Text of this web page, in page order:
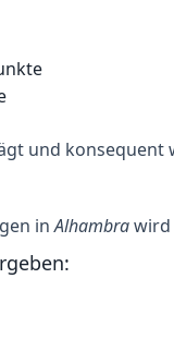
und
inAlhambrawird